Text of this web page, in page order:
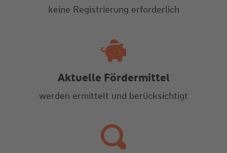
keine Registrierung erforderlich
Aktuelle Fördermittel
werden ermittelt und berücksichtigt